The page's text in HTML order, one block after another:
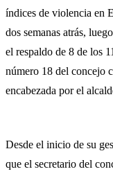
índices de violencia en
dos semanas atrás,
el respaldo de 8 de los
número 18 del concejo
encabezada por el
Desde el inicio de su
que el secretario del